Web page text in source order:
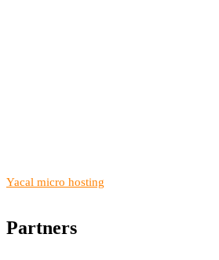
Yacal micro hosting
Partners